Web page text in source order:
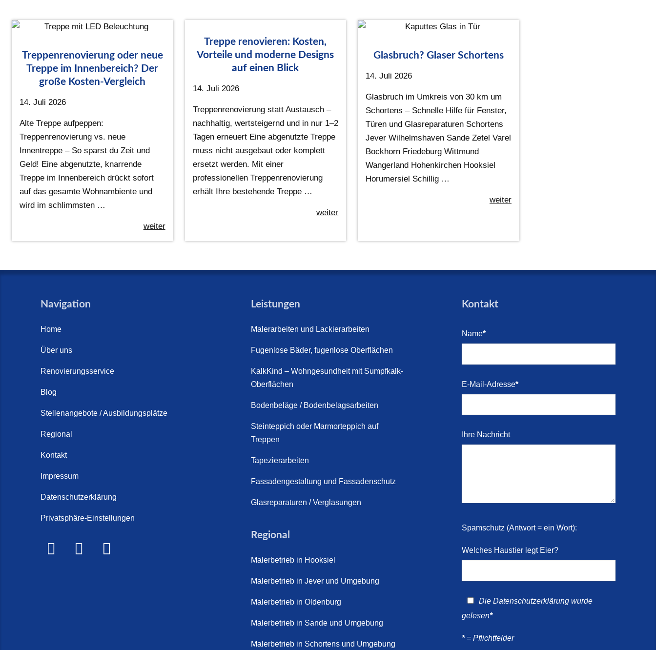
Treppenrenovierung oder neue
Treppe im Innenbereich? Der
große Kosten-Vergleich
14. Juli 2026
Alte Treppe aufpeppen:
Treppenrenovierung vs. neue
Innentreppe – So sparst du Zeit und
Geld! Eine abgenutzte, knarrende
Treppe im Innenbereich drückt sofort
auf das gesamte Wohnambiente und
wird im schlimmsten …
weiter
Treppe renovieren: Kosten,
Vorteile und moderne Designs
auf einen Blick
14. Juli 2026
Treppenrenovierung statt Austausch –
nachhaltig, wertsteigernd und in nur 1–2
Tagen erneuert Eine abgenutzte Treppe
muss nicht ausgebaut oder komplett
ersetzt werden. Mit einer
professionellen Treppenrenovierung
erhält Ihre bestehende Treppe …
weiter
Glasbruch? Glaser Schortens
14. Juli 2026
Glasbruch im Umkreis von 30 km um
Schortens – Schnelle Hilfe für Fenster,
Türen und Glasreparaturen Schortens
Jever Wilhelmshaven Sande Zetel Varel
Bockhorn Friedeburg Wittmund
Wangerland Hohenkirchen Hooksiel
Horumersiel Schillig …
weiter
Navigation
Home
Über uns
Renovierungsservice
Blog
Stellenangebote / Ausbildungsplätze
Regional
Kontakt
Impressum
Datenschutzerklärung
Privatsphäre-Einstellungen
Leistungen
Malerarbeiten und Lackierarbeiten
Fugenlose Bäder, fugenlose Oberflächen
KalkKind – Wohngesundheit mit Sumpfkalk-
Oberflächen
Bodenbeläge / Bodenbelagsarbeiten
Steinteppich oder Marmorteppich auf
Treppen
Tapezierarbeiten
Fassadengestaltung und Fassadenschutz
Glasreparaturen / Verglasungen
Regional
Malerbetrieb in Hooksiel
Malerbetrieb in Jever und Umgebung
Malerbetrieb in Oldenburg
Malerbetrieb in Sande und Umgebung
Malerbetrieb in Schortens und Umgebung
Kontakt
Name*
E-Mail-Adresse*
Ihre Nachricht
Spamschutz (Antwort = ein Wort):
Welches Haustier legt Eier?
Die Datenschutzerklärungwurde
gelesen*
*= Pflichtfelder